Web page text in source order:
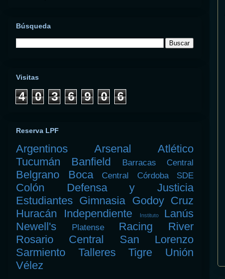
Búsqueda
Visitas
4 0 3 6 9 0 6
Reserva LPF
Argentinos Arsenal
Atlético
Tucumán
Banfield Barracas Central
Belgrano Boca Central Córdoba SDE
Colón
Defensa y Justicia
Estudiantes Gimnasia Godoy Cruz
Huracán
Independiente Instituto
Lanús
Newell's
Platense Racing
River
Rosario Central
San Lorenzo
Sarmiento
Talleres Tigre
Unión
Vélez